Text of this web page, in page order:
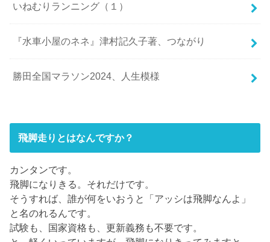
いねむりランニング（１）
『水車小屋のネネ』津村記久子著、つながり
勝田全国マラソン2024、人生模様
飛脚走りとはなんですか？
カンタンです。
飛脚になりきる。それだけです。
そうすれば、誰が何をいおうと「アッシは飛脚なんよ」
と名のれるんです。
試験も、国家資格も、更新義務も不要です。